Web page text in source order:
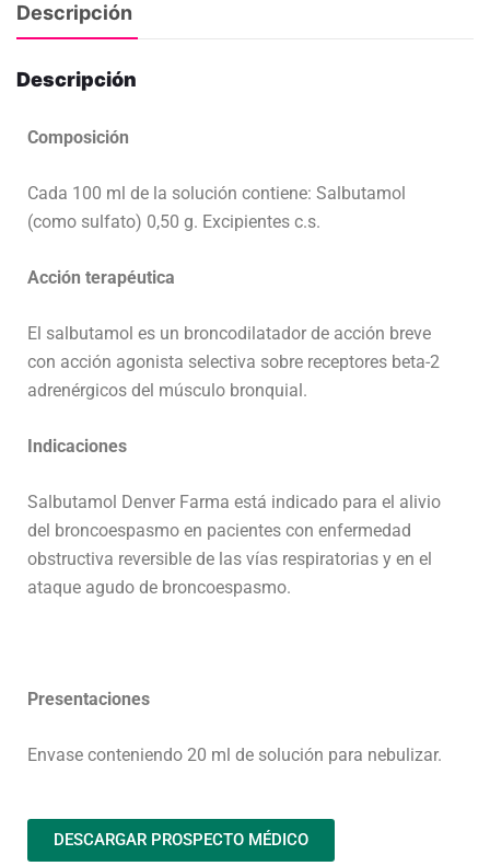
Descripción
Descripción
Composición
Cada 100 ml de la solución contiene: Salbutamol
(como sulfato) 0,50 g. Excipientes c.s.
Acción terapéutica
El salbutamol es un broncodilatador de acción breve
con acción agonista selectiva sobre receptores beta-2
adrenérgicos del músculo bronquial.
Indicaciones
Salbutamol Denver Farma está indicado para el alivio
del broncoespasmo en pacientes con enfermedad
obstructiva reversible de las vías respiratorias y en el
ataque agudo de broncoespasmo.
Presentaciones
Envase conteniendo 20 ml de solución para nebulizar.
DESCARGAR PROSPECTO MÉDICO